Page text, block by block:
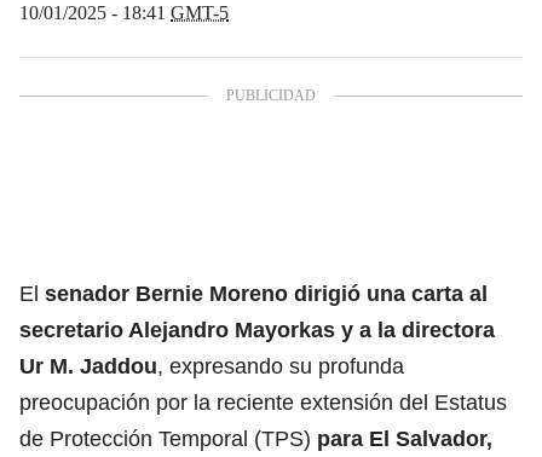
10/01/2025 - 18:41 GMT-5
El senador Bernie Moreno dirigió una carta al
secretario Alejandro Mayorkas y a la directora
Ur M. Jaddou, expresando su profunda
preocupación por la reciente extensión del Estatus
de Protección Temporal (TPS) para El Salvador,